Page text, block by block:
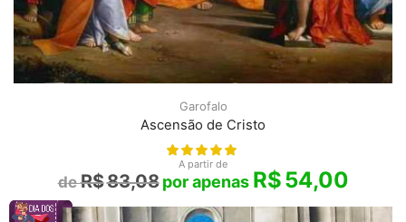
Garofalo
Ascensão de Cristo
A partir de
R$83,08 R$54,00